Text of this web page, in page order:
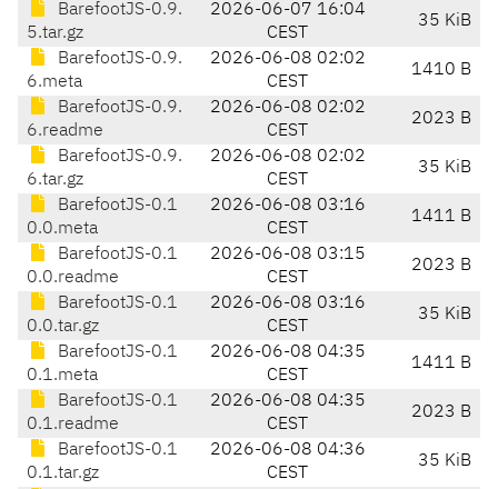
BarefootJS-0.9.
5.tar.gz
2026-06-07 16:04
CEST
35 KiB
BarefootJS-0.9.
6.meta
2026-06-08 02:02
CEST
1410 B
BarefootJS-0.9.
6.readme
2026-06-08 02:02
CEST
2023 B
BarefootJS-0.9.
6.tar.gz
2026-06-08 02:02
CEST
35 KiB
BarefootJS-0.1
0.0.meta
2026-06-08 03:16
CEST
1411 B
BarefootJS-0.1
0.0.readme
2026-06-08 03:15
CEST
2023 B
BarefootJS-0.1
0.0.tar.gz
2026-06-08 03:16
CEST
35 KiB
BarefootJS-0.1
0.1.meta
2026-06-08 04:35
CEST
1411 B
BarefootJS-0.1
0.1.readme
2026-06-08 04:35
CEST
2023 B
BarefootJS-0.1
0.1.tar.gz
2026-06-08 04:36
CEST
35 KiB